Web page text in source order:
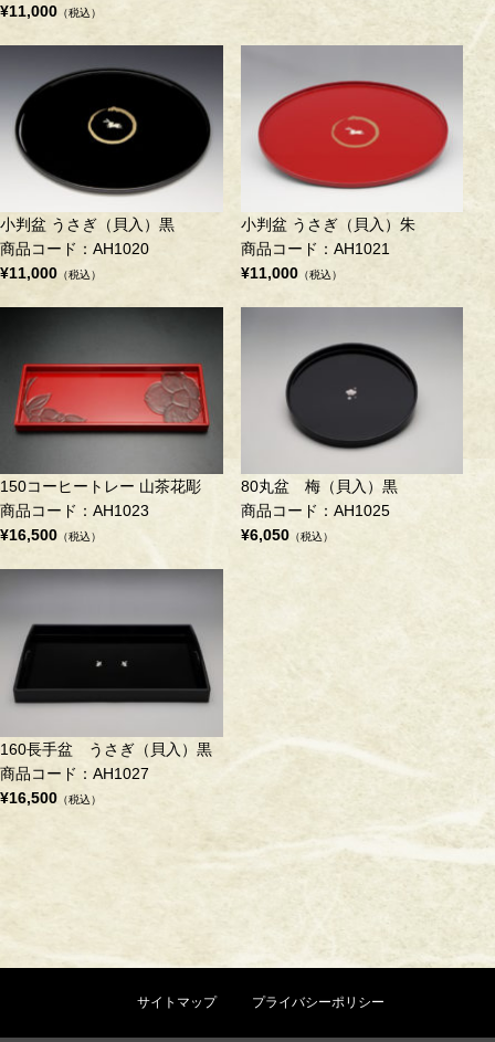
¥11,000 （税込）
小判盆 うさぎ（貝入）黒
商品コード：AH1020
¥11,000 （税込）
小判盆 うさぎ（貝入）朱
商品コード：AH1021
¥11,000（税込）
150コーヒートレー 山茶花彫
商品コード：AH1023
¥16,500 （税込）
80丸盆 梅（貝入）黒
商品コード：AH1025
¥6,050（税込）
160長手盆 うさぎ（貝入）黒
商品コード：AH1027
¥16,500 （税込）
サイトマップ プライバシーポリシー